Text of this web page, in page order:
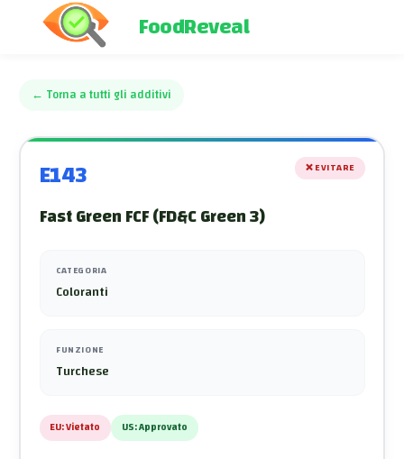
FoodReveal
← Torna a tutti gli additivi
E143 ❌EVITARE
Fast Green FCF (FD&C Green 3)
CATEGORIA
Coloranti
FUNZIONE
Turchese
EU:Vietato US:Approvato